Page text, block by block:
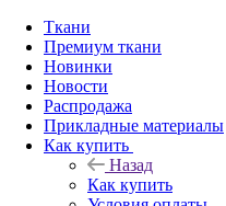
Ткани
Премиум ткани
Новинки
Новости
Распродажа
Прикладные материалы
Как купить
Назад
Как купить